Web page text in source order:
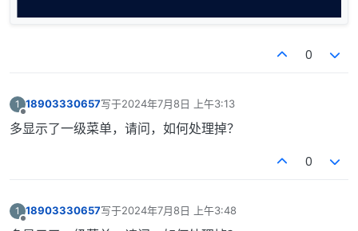
0
1 18903330657写于2024年7月8日 上午3:13
最后由 编辑
多显示了一级菜单，请问，如何处理掉？
0
1 18903330657写于2024年7月8日 上午3:48
最后由 编辑